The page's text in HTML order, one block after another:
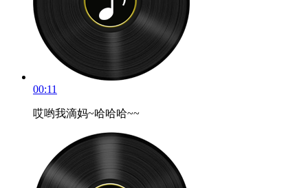
00:11
哎哟我滴妈~哈哈哈~~